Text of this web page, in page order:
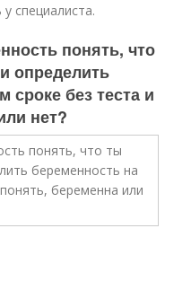
специалиста.
понять, что
определить
сроке без теста и
нет?